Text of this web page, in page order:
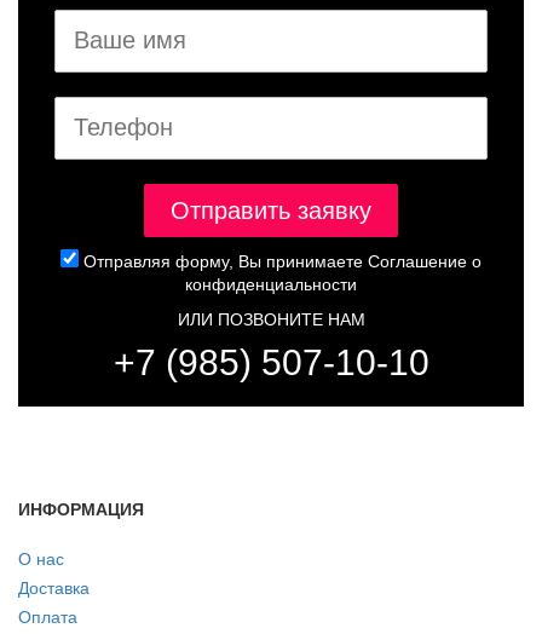
Отправляя форму, Вы принимаете Соглашение о
конфиденциальности
ИЛИ ПОЗВОНИТЕ НАМ
+7 (985) 507-10-10
ИНФОРМАЦИЯ
О нас
Доставка
Оплата